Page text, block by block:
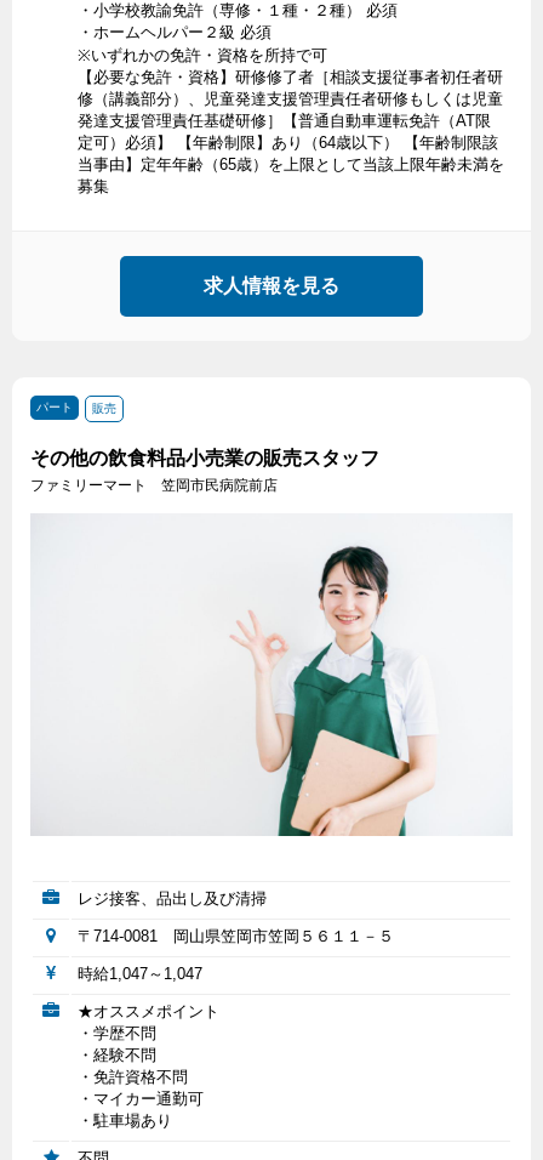
・小学校教諭免許（専修・１種・２種） 必須
・ホームヘルパー２級 必須
※いずれかの免許・資格を所持で可
【必要な免許・資格】研修修了者［相談支援従事者初任者研
修（講義部分）、児童発達支援管理責任者研修もしくは児童
発達支援管理責任基礎研修］【普通自動車運転免許（AT限
定可）必須】 【年齢制限】あり（64歳以下） 【年齢制限該
当事由】定年年齢（65歳）を上限として当該上限年齢未満を
募集
求人情報を見る
パート 販売
その他の飲食料品小売業の販売スタッフ
ファミリーマート 笠岡市民病院前店
レジ接客、品出し及び清掃
〒714-0081 岡山県笠岡市笠岡５６１１－５
時給1,047～1,047
★オススメポイント
・学歴不問
・経験不問
・免許資格不問
・マイカー通勤可
・駐車場あり